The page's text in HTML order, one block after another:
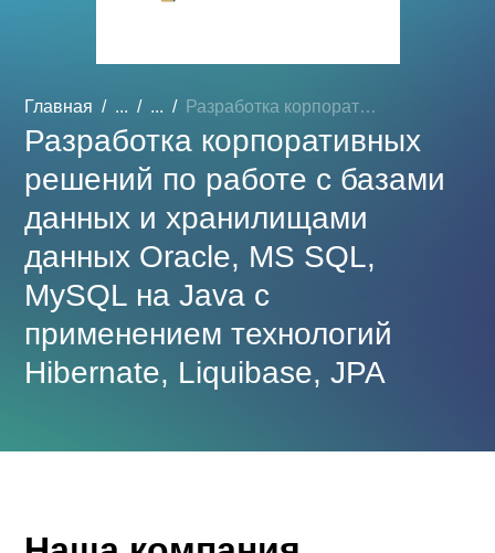
Главная ... ... Разработка корпоративных ...
Разработка корпоративных
решений по работе с базами
данных и хранилищами
данных Oracle, MS SQL,
MySQL на Java с
применением технологий
Hibernate, Liquibase, JPA